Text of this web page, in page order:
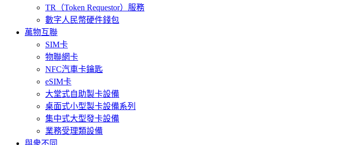
TR（Token Requestor）服務
數字人民幣硬件錢包
萬物互聯
SIM卡
物聯網卡
NFC汽車卡鑰匙
eSIM卡
大堂式自助製卡設備
桌面式小型製卡設備系列
集中式大型發卡設備
業務受理類設備
與衆不同